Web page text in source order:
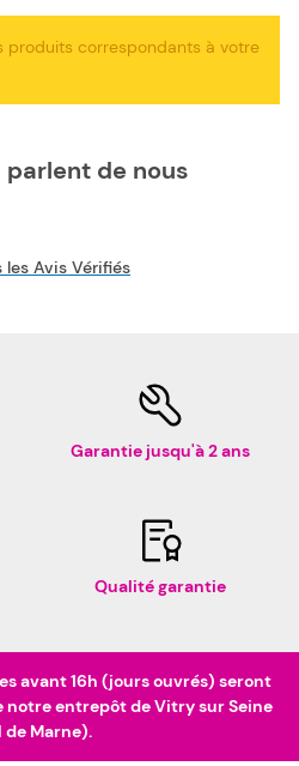
tambours Imation . Notre toner
idéal pour réduire vos
les toners de la
produits correspondants à votre
parlent de nous
les Avis Vérifiés
Garantie jusqu'à 2 ans
Qualité garantie
avant 16h (jours ouvrés) seront
notre entrepôt de Vitry sur Seine
de Marne).